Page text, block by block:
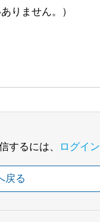
りません。）
するには、 ログイン
戻る